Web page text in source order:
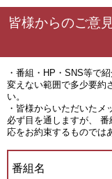
皆様からのご意
・番組・HP・SNS等で
変えない範囲で多少要約
い。
・皆様からいただいたメ
必ず目を通しますが、
応をお約束するものでは
番組名